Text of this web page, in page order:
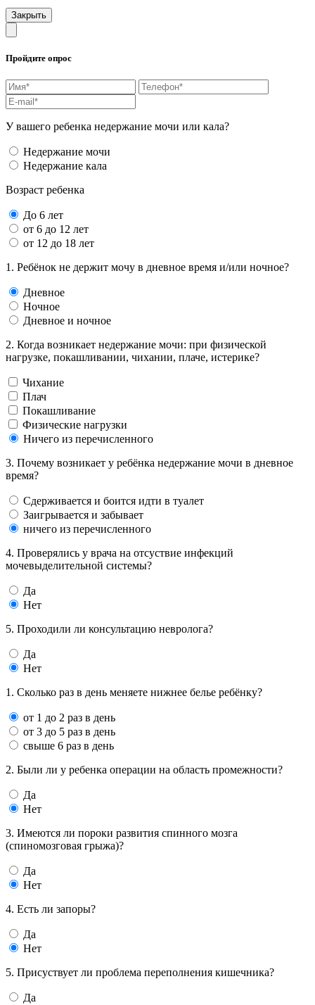
Закрыть
Пройдите опрос
У вашего ребенка недержание мочи или кала?
Недержание мочи
Недержание кала
Возраст ребенка
До 6 лет
от 6 до 12 лет
от 12 до 18 лет
1. Ребёнок не держит мочу в дневное время и/или ночное?
Дневное
Ночное
Дневное и ночное
2. Когда возникает недержание мочи: при физической
нагрузке, покашливании, чихании, плаче, истерике?
Чихание
Плач
Покашливание
Физические нагрузки
Ничего из перечисленного
3. Почему возникает у ребёнка недержание мочи в дневное
время?
Сдерживается и боится идти в туалет
Заигрывается и забывает
ничего из перечисленного
4. Проверялись у врача на отсуствие инфекций
мочевыделительной системы?
Да
Нет
5. Проходили ли консультацию невролога?
Да
Нет
1. Сколько раз в день меняете нижнее белье ребёнку?
от 1 до 2 раз в день
от 3 до 5 раз в день
свыше 6 раз в день
2. Были ли у ребенка операции на область промежности?
Да
Нет
3. Имеются ли пороки развития спинного мозга
(спиномозговая грыжа)?
Да
Нет
4. Есть ли запоры?
Да
Нет
5. Присуствует ли проблема переполнения кишечника?
Да